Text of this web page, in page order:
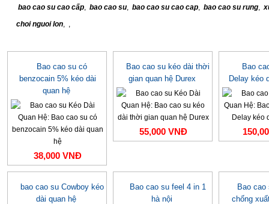
bao cao su cao cấp, bao cao su, bao cao su cao cap, bao cao su rung,
choi nguoi lon, ,
Bao cao su có
benzocain 5% kéo dài
quan hệ
38,000 VNĐ
Bao cao su kéo dài thời
gian quan hệ Durex
55,000 VNĐ
Bao
Delay kéo
bao cao su Cowboy kéo
dài quan hệ
Bao cao su feel 4 in 1
hà nội
Bao cao
chống